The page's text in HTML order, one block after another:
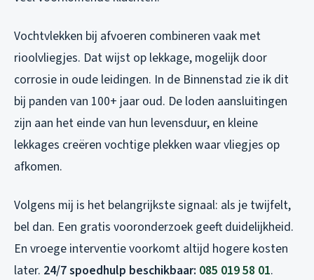
Vochtvlekken bij afvoeren combineren vaak met
rioolvliegjes. Dat wijst op lekkage, mogelijk door
corrosie in oude leidingen. In de Binnenstad zie ik dit
bij panden van 100+ jaar oud. De loden aansluitingen
zijn aan het einde van hun levensduur, en kleine
lekkages creëren vochtige plekken waar vliegjes op
afkomen.
Volgens mij is het belangrijkste signaal: als je twijfelt,
bel dan. Een gratis vooronderzoek geeft duidelijkheid.
En vroege interventie voorkomt altijd hogere kosten
later. 24/7 spoedhulp beschikbaar: 085 019 58 01.